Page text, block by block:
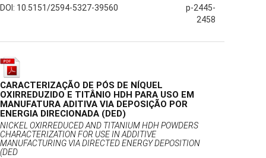
DOI: 10.5151/2594-5327-39560
p-2445-
2458
CARACTERIZAÇÃO DE PÓS DE NÍQUEL
OXIRREDUZIDO E TITÂNIO HDH PARA USO EM
MANUFATURA ADITIVA VIA DEPOSIÇÃO POR
ENERGIA DIRECIONADA (DED)
NICKEL OXIRREDUCED AND TITANIUM HDH POWDERS
CHARACTERIZATION FOR USE IN ADDITIVE
MANUFACTURING VIA DIRECTED ENERGY DEPOSITION
(DED